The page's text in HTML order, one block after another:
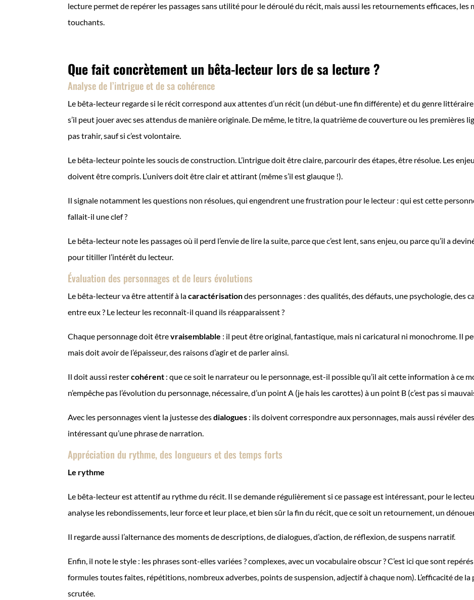
lecture permet de repérer les passages sans utilité pour le déroulé du récit, mais aussi les retournements efficaces, les
touchants.
Que fait concrètement un bêta-lecteur lors de sa lecture ?
Analyse de l’intrigue et de sa cohérence
Le bêta-lecteur regarde si le récit correspond aux attentes d’un récit (un début-une fin différente) et du genre
s’il peut jouer avec ses attendus de manière originale. De même, le titre, la quatrième de couverture ou les premières
pas trahir, sauf si c’est volontaire.
Le bêta-lecteur pointe les soucis de construction. L’intrigue doit être claire, parcourir des étapes, être résolue. Les
doivent être compris. L’univers doit être clair et attirant (même s’il est glauque !).
Il signale notamment les questions non résolues, qui engendrent une frustration pour le lecteur : qui est cette
fallait-il une clef ?
Le bêta-lecteur note les passages où il perd l’envie de lire la suite, parce que c’est lent, sans enjeu, ou parce qu’il a
pour titiller l’intérêt du lecteur.
Évaluation des personnages et de leurs évolutions
Le bêta-lecteur va être attentif à lacaractérisationdes personnages : des qualités, des défauts, une psychologie, des
entre eux ? Le lecteur les reconnaît-il quand ils réapparaissent ?
Chaque personnage doit êtrevraisemblable : il peut être original, fantastique, mais ni caricatural ni monochrome. Il
mais doit avoir de l’épaisseur, des raisons d’agir et de parler ainsi.
Il doit aussi restercohérent : que ce soit le narrateur ou le personnage, est-il possible qu’il ait cette information à ce
n’empêche pas l’évolution du personnage, nécessaire, d’un point A (je hais les carottes) à un point B (c’est pas si
Avec les personnages vient la justesse desdialogues : ils doivent correspondre aux personnages, mais aussi révéler
intéressant qu’une phrase de narration.
Appréciation du rythme, des longueurs et des temps forts
Le rythme
Le bêta-lecteur est attentif au rythme du récit. Il se demande régulièrement si ce passage est intéressant, pour le
analyse les rebondissements, leur force et leur place, et bien sûr la fin du récit, que ce soit un retournement, un
Il regarde aussi l’alternance des moments de descriptions, de dialogues, d’action, de réflexion, de suspens narratif.
Enfin, il note le style : les phrases sont-elles variées ? complexes, avec un vocabulaire obscur ? C’est ici que sont repérés
formules toutes faites, répétitions, nombreux adverbes, points de suspension, adjectif à chaque nom). L’efficacité de
scrutée.